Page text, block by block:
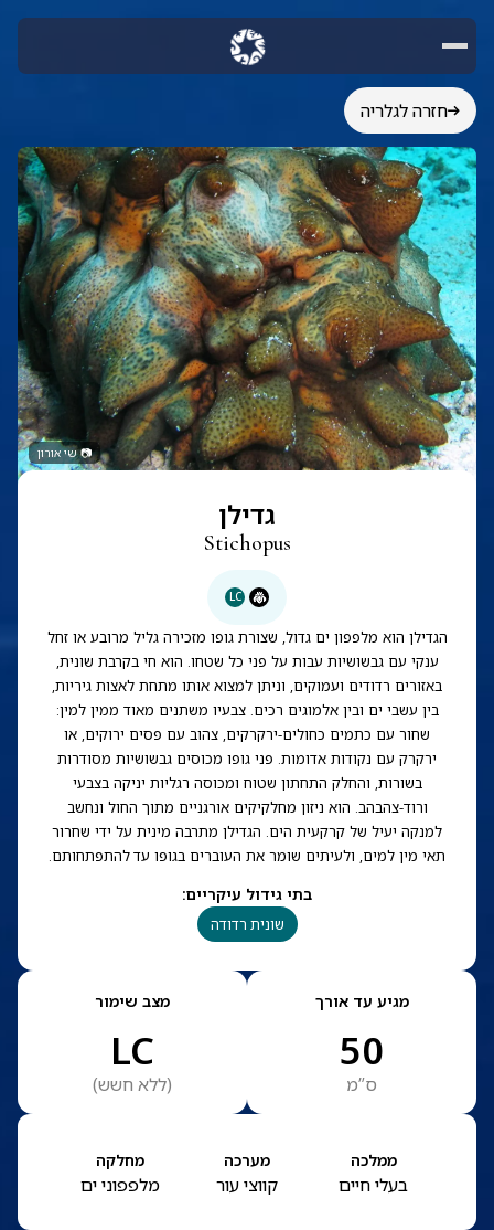
חזרה לגלריה
📷שי אורון
גדילן
Stichopus
LC
הגדילן הוא מלפפון ים גדול, שצורת גופו מזכירה גליל מרובע או זחל
ענקי עם גבשושיות עבות על פני כל שטחו. הוא חי בקרבת שונית,
באזורים רדודים ועמוקים, וניתן למצוא אותו מתחת לאצות גיריות,
בין עשבי ים ובין אלמוגים רכים. צבעיו משתנים מאוד ממין למין:
שחור עם כתמים כחולים-ירקרקים, צהוב עם פסים ירוקים, או
ירקרק עם נקודות אדומות. פני גופו מכוסים גבשושיות מסודרות
בשורות, והחלק התחתון שטוח ומכוסה רגליות יניקה בצבעי
ורוד-צהבהב. הוא ניזון מחלקיקים אורגניים מתוך החול ונחשב
למנקה יעיל של קרקעית הים. הגדילן מתרבה מינית על ידי שחרור
תאי מין למים, ולעיתים שומר את העוברים בגופו עד להתפתחותם.
בתי גידול עיקריים:
שונית רדודה
מגיע עד אורך
50
ס”מ
מצב שימור
LC
(ללא חשש)
ממלכה
בעלי חיים
מערכה
קווצי עור
מחלקה
מלפפוני ים